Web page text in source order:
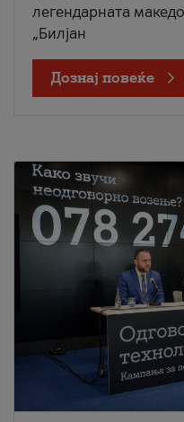
легендарната
„Билјан
Дознај повеќе